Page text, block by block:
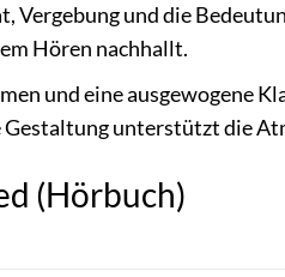
Vergebung und die
Hören nachhallt.
und eine ausgewogene
unterstützt die
(Hörbuch)